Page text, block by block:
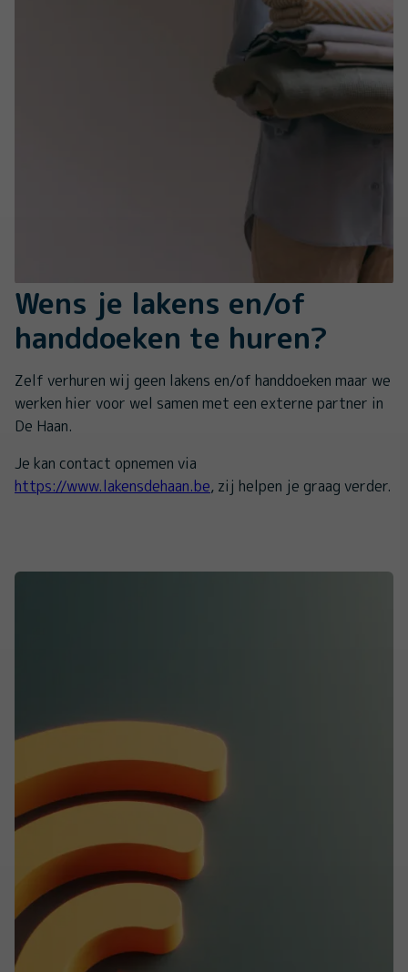
Wens je lakens en/of
handdoeken te huren?
Zelf verhuren wij geen lakens en/of handdoeken maar we
werken hier voor wel samen met een externe partner in
De Haan.
Je kan contact opnemen via
https://www.lakensdehaan.be, zij helpen je graag verder.